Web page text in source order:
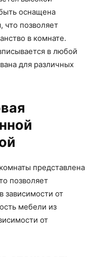
оснащена
что позволяет
в комнате.
в любой
для различных
представлена
позволяет
зависимости от
мебели из
от